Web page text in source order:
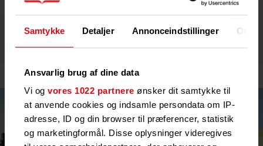
Samtykke Detaljer Annonceindstillinger Om
Ansvarlig brug af dine data
Vi og vores 1022 partnere ønsker dit samtykke til
at anvende cookies og indsamle persondata om IP-
adresse, ID og din browser til præferencer, statistik
og marketingformål. Disse oplysninger videregives